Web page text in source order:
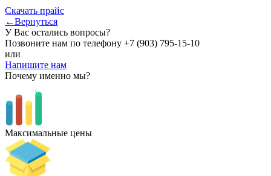
Скачать прайс
←Вернуться
У Вас остались вопросы?
Позвоните нам по телефону +7 (903) 795-15-10
или
Напишите нам
Почему именно мы?
Максимальные цены